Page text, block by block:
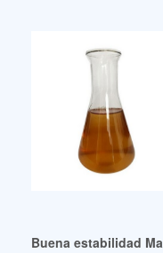
Buena estabilidad